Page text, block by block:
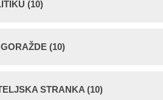
(10)
(10)
STRANKA (10)